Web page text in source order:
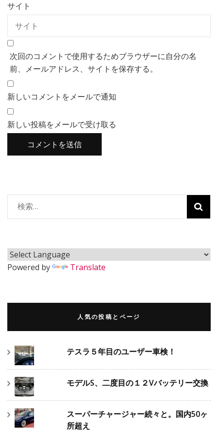
サイト
次回のコメントで使用するためブラウザーに自分の名
前、メールアドレス、サイトを保存する。
新しいコメントをメールで通知
新しい投稿をメールで受け取る
検
索:
Powered by Translate
人気の投稿とページ
テスラ５年目のユーザー車検！
モデルS、二度目の１２Vバッテリー交換
スーパーチャージャー続々と。国内50ヶ
所超え